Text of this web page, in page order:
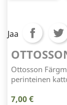
Jaa
Ottosson
perinteinen
7,00 €